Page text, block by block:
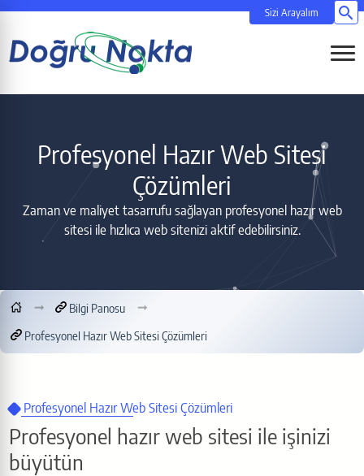
Profesyonel Hazır Web Sitesi
Çözümleri
Zaman ve maliyet tasarrufu sağlayan profesyonel hazır web
sitesi ile hızlıca web sitenizi aktif edebilirsiniz.
Bilgi Panosu
Profesyonel Hazır Web Sitesi Çözümleri
Profesyonel Hazır Web Sitesi Çözümleri
Profesyonel hazır web sitesi ile işinizi
büyütün